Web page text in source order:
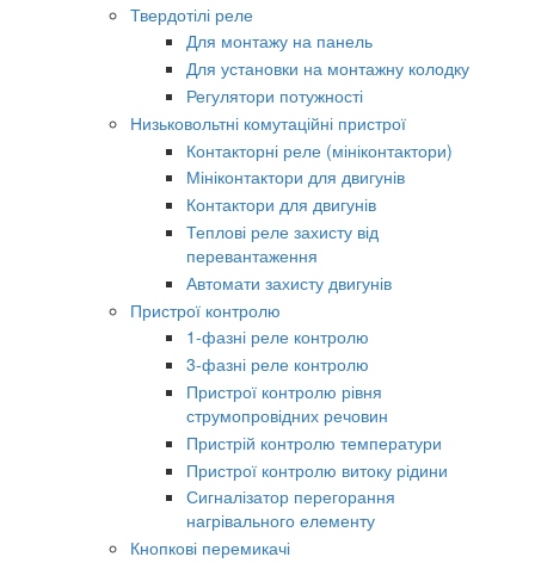
Твердотілі реле
Для монтажу на панель
Для установки на монтажну колодку
Регулятори потужності
Низьковольтні комутаційні пристрої
Контакторні реле (мініконтактори)
Мініконтактори для двигунів
Контактори для двигунів
Теплові реле захисту від
перевантаження
Автомати захисту двигунів
Пристрої контролю
1-фазні реле контролю
3-фазні реле контролю
Пристрої контролю рівня
струмопровідних речовин
Пристрій контролю температури
Пристрої контролю витоку рідини
Сигналізатор перегорання
нагрівального елементу
Кнопкові перемикачі